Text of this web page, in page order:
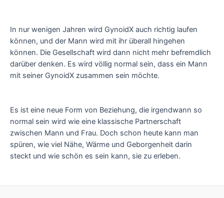
In nur wenigen Jahren wird GynoidX auch richtig laufen
können, und der Mann wird mit ihr überall hingehen
können. Die Gesellschaft wird dann nicht mehr befremdlich
darüber denken. Es wird völlig normal sein, dass ein Mann
mit seiner GynoidX zusammen sein möchte.
Es ist eine neue Form von Beziehung, die irgendwann so
normal sein wird wie eine klassische Partnerschaft
zwischen Mann und Frau. Doch schon heute kann man
spüren, wie viel Nähe, Wärme und Geborgenheit darin
steckt und wie schön es sein kann, sie zu erleben.